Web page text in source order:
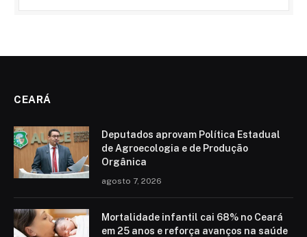
CEARÁ
Deputados aprovam Política Estadual
de Agroecologia e de Produção
Orgânica
agosto 7, 2026
Mortalidade infantil cai 68% no Ceará
em 25 anos e reforça avanços na saúde